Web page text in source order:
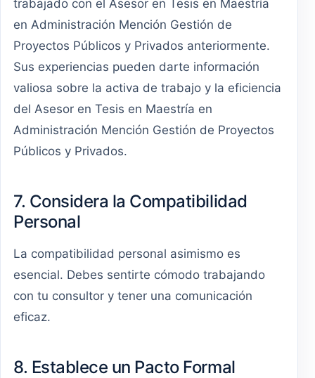
trabajado con el Asesor en Tesis en Maestría
en Administración Mención Gestión de
Proyectos Públicos y Privados anteriormente.
Sus experiencias pueden darte información
valiosa sobre la activa de trabajo y la eficiencia
del Asesor en Tesis en Maestría en
Administración Mención Gestión de Proyectos
Públicos y Privados.
7. Considera la Compatibilidad
Personal
La compatibilidad personal asimismo es
esencial. Debes sentirte cómodo trabajando
con tu consultor y tener una comunicación
eficaz.
8. Establece un Pacto Formal